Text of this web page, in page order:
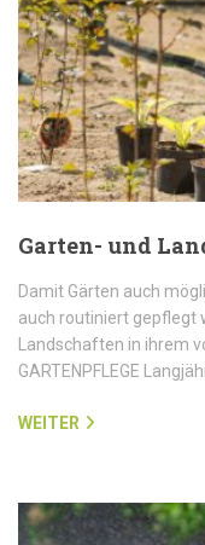
Garten- und
Damit Gärten auch
auch routiniert gepflegt
Landschaften in ihrem
GARTENPFLEGE
WEITER